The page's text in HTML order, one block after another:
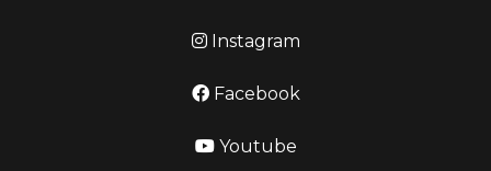
Instagram
Facebook
Youtube